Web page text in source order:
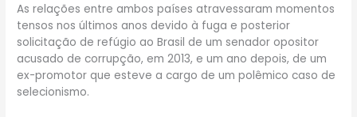
As relações entre ambos países atravessaram momentos
tensos nos últimos anos devido à fuga e posterior
solicitação de refúgio ao Brasil de um senador opositor
acusado de corrupção, em 2013, e um ano depois, de um
ex-promotor que esteve a cargo de um polêmico caso de
selecionismo.